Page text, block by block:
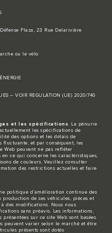
Plaza, 23 Rue Delarivière
ou le vélo
– VOIR REGULATION (UE) 2020/740
et les spécifications . La pénurie
les spécifications de
des options et les délais de
fluctuante, et par conséquent, les
Web peuvent ne pas refléter
ce qui concerne les caractéristiques,
de couleurs. Veuillez consulter
des restrictions actuelles et faire
politique d’amélioration continue des
de ses véhicules, pièces et
des modifications. Nous nous
sans préavis. Les informations,
sur ce site Web sont basées
peuvent varier selon le marché et être
présents sont dotés